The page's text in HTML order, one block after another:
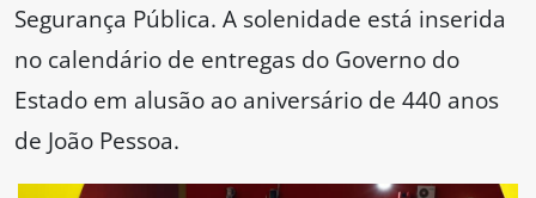
Segurança Pública. A solenidade está inserida
no calendário de entregas do Governo do
Estado em alusão ao aniversário de 440 anos
de João Pessoa.